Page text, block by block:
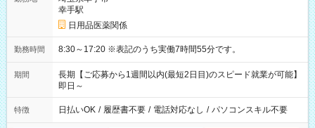
幸手駅
日用品医薬関係
勤務時間 8:30～17:20 ※表記のうち実働7時間55分です。
期間
長期【ご応募から1週間以内(最短2日目)のスピード就業が可能】
即日～
特徴 日払いOK / 履歴書不要 / 電話対応なし / パソコンスキル不要